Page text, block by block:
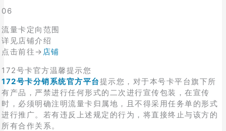
06
流量卡定向范围
详见店铺介绍
点击前往→ 店铺
172号卡官方温馨提示您
172号卡分销系统官方平台提示您，对于本号卡平台旗下所
有产品，严禁进行任何形式的二次进行宣传包装，在宣传
时，必须明确注明流量卡归属地，且不得采用任务单的形式
进行推广。若有违反上述规定的行为，将直接终止与该方的
所有合作关系。